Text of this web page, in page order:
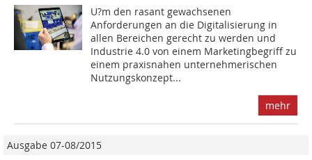
U?m den rasant gewachsenen
Anforderungen an die Digitalisierung in
allen Bereichen gerecht zu werden und
Industrie 4.0 von einem Marketingbegriff zu
einem praxisnahen unternehmerischen
Nutzungskonzept...
mehr
Ausgabe 07-08/2015